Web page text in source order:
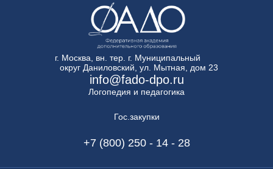
г. Москва, вн. тер. г. Муниципальный
округ Даниловский, ул. Мытная, дом 23
info@fado-dpo.ru
Логопедия и педагогика
Гос.закупки
+7 (800) 250 - 14 - 28